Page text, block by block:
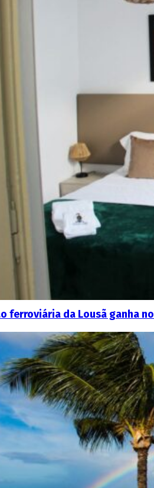
ferroviária da Lousã ganha